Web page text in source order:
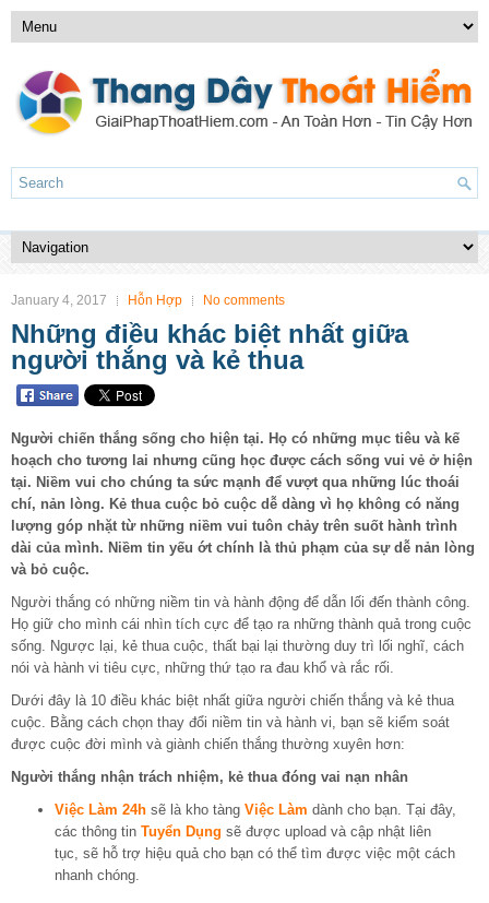
January 4, 2017 Hỗn Hợp No comments
Những điều khác biệt nhất giữa
người thắng và kẻ thua
Người chiến thắng sống cho hiện tại. Họ có những mục tiêu và kế
hoạch cho tương lai nhưng cũng học được cách sống vui vẻ ở hiện
tại. Niềm vui cho chúng ta sức mạnh để vượt qua những lúc thoái
chí, nản lòng. Kẻ thua cuộc bỏ cuộc dễ dàng vì họ không có năng
lượng góp nhặt từ những niềm vui tuôn chảy trên suốt hành trình
dài của mình. Niềm tin yếu ớt chính là thủ phạm của sự dễ nản lòng
và bỏ cuộc.
Người thắng có những niềm tin và hành động để dẫn lối đến thành công.
Họ giữ cho mình cái nhìn tích cực để tạo ra những thành quả trong cuộc
sống. Ngược lại, kẻ thua cuộc, thất bại lại thường duy trì lối nghĩ, cách
nói và hành vi tiêu cực, những thứ tạo ra đau khổ và rắc rối.
Dưới đây là 10 điều khác biệt nhất giữa người chiến thắng và kẻ thua
cuộc. Bằng cách chọn thay đổi niềm tin và hành vi, bạn sẽ kiểm soát
được cuộc đời mình và giành chiến thắng thường xuyên hơn:
Người thắng nhận trách nhiệm, kẻ thua đóng vai nạn nhân
Việc Làm 24h sẽ là kho tàng Việc Làm dành cho bạn. Tại đây,
các thông tin Tuyển Dụng sẽ được upload và cập nhật liên
tục, sẽ hỗ trợ hiệu quả cho bạn có thể tìm được việc một cách
nhanh chóng.